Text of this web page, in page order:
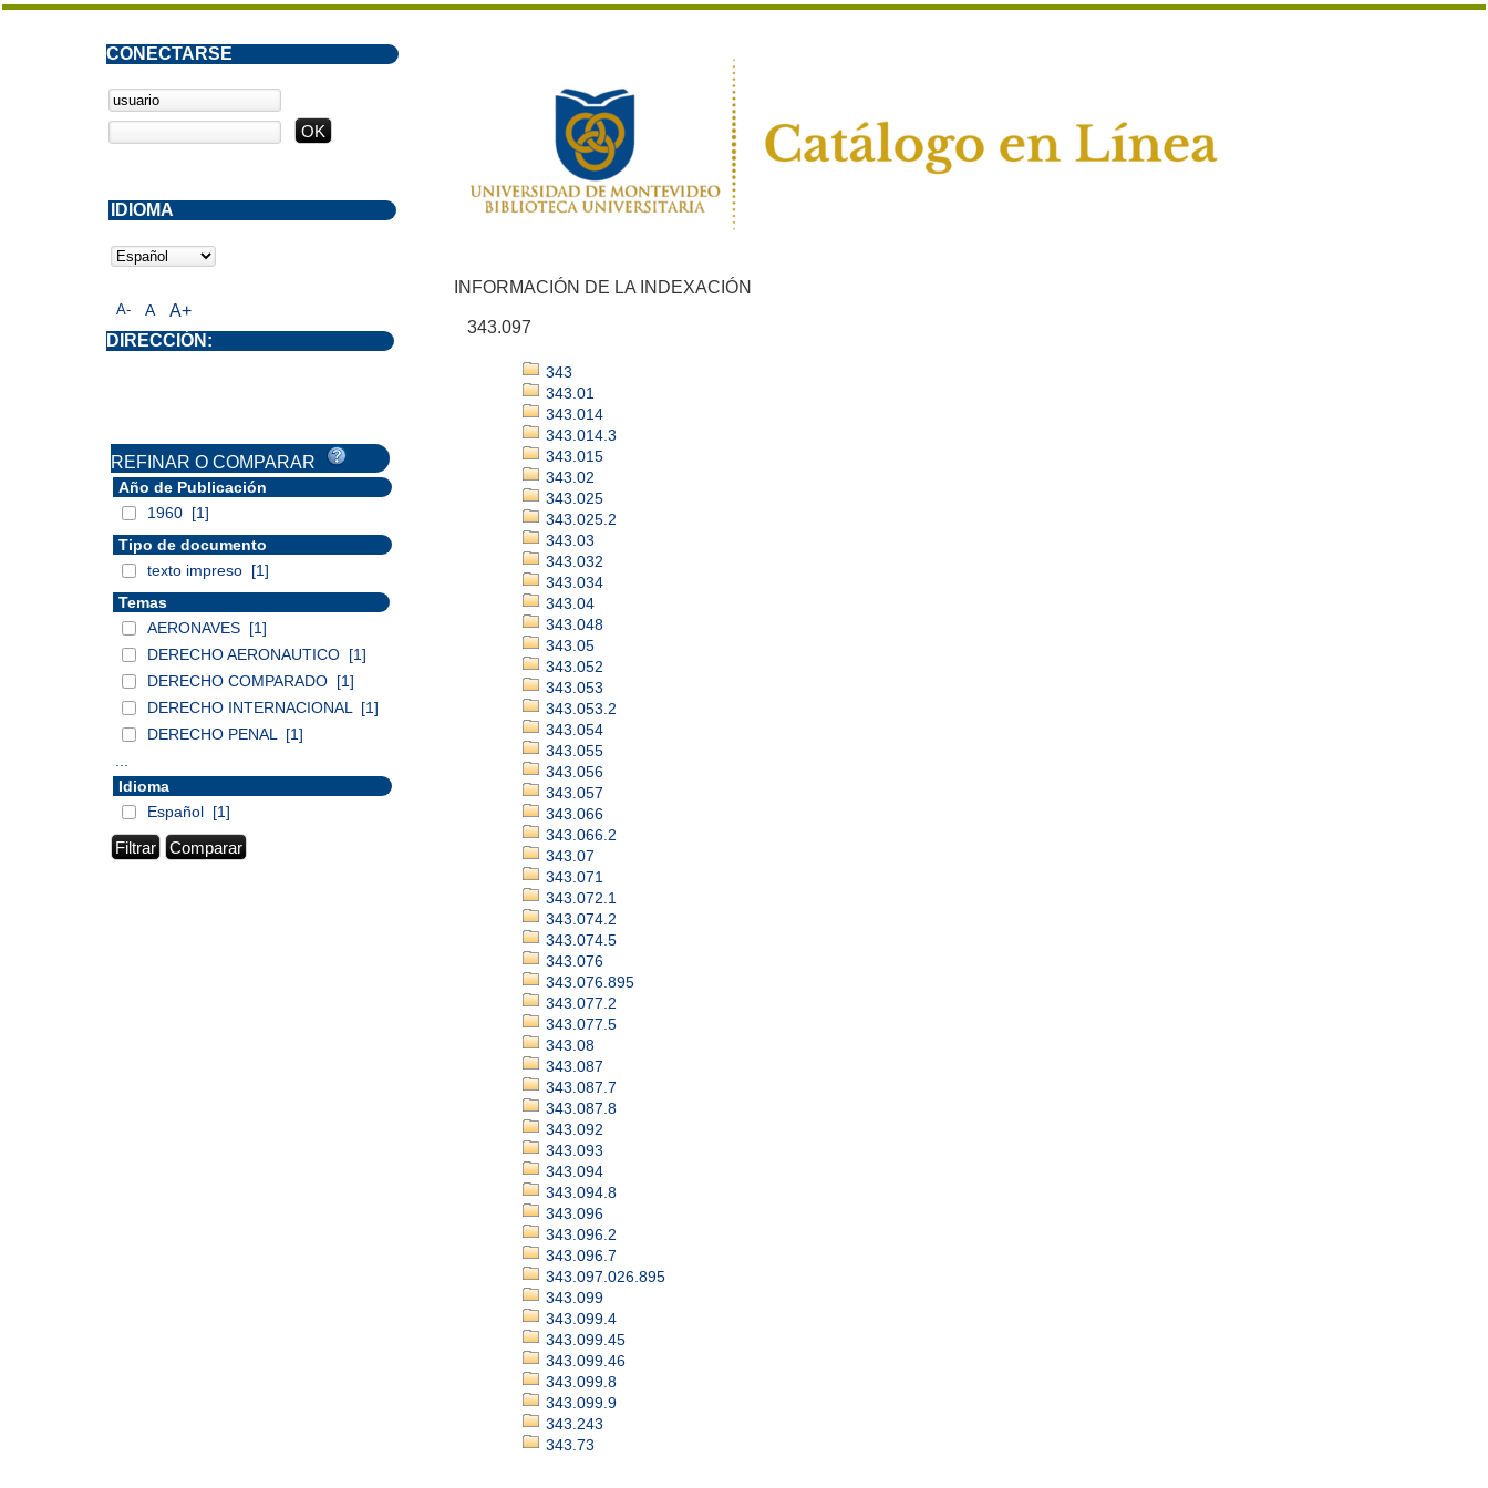
INFORMACIÓN DE LA INDEXACIÓN
343.097
343
343.01
343.014
343.014.3
343.015
343.02
343.025
343.025.2
343.03
343.032
343.034
343.04
343.048
343.05
343.052
343.053
343.053.2
343.054
343.055
343.056
343.057
343.066
343.066.2
343.07
343.071
343.072.1
343.074.2
343.074.5
343.076
343.076.895
343.077.2
343.077.5
343.08
343.087
343.087.7
343.087.8
343.092
343.093
343.094
343.094.8
343.096
343.096.2
343.096.7
343.097.026.895
343.099
343.099.4
343.099.45
343.099.46
343.099.8
343.099.9
343.243
343.73
A- A A+
CONECTARSE
DIRECCIÓN:
IDIOMA
REFINAR O COMPARAR
Año de Publicación
1960 [1]
Tipo de documento
texto impreso [1]
Temas
AERONAVES [1]
DERECHO AERONAUTICO [1]
DERECHO COMPARADO [1]
DERECHO INTERNACIONAL
[1]
DERECHO PENAL
[1]
Idioma
Español [1]